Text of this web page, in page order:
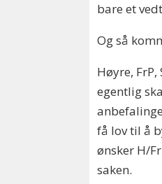
bare et
Og så
Høyre,
egentlig
få lov til å
ønsker H/
saken.